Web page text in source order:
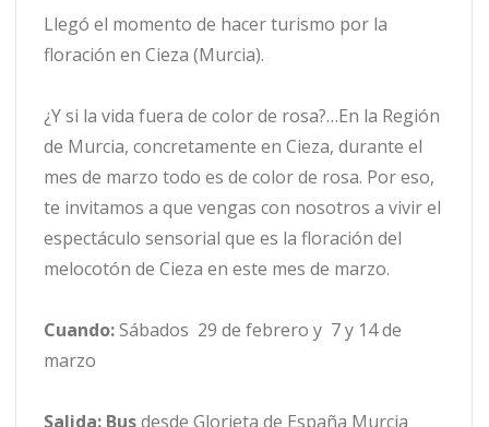
Llegó el momento de hacer turismo por la
floración en Cieza (Murcia).
¿Y si la vida fuera de color de rosa?…En la Región
de Murcia, concretamente en Cieza, durante el
mes de marzo todo es de color de rosa. Por eso,
te invitamos a que vengas con nosotros a vivir el
espectáculo sensorial que es la floración del
melocotón de Cieza en este mes de marzo.
Cuando:Sábados 29 de febrero y 7 y 14 de
marzo
Salida: Busdesde Glorieta de España Murcia